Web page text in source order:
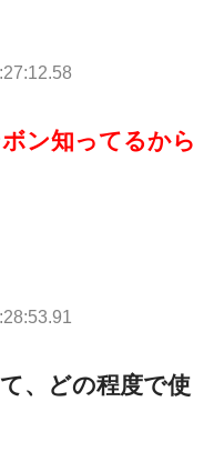
ン知ってるから
、どの程度で使